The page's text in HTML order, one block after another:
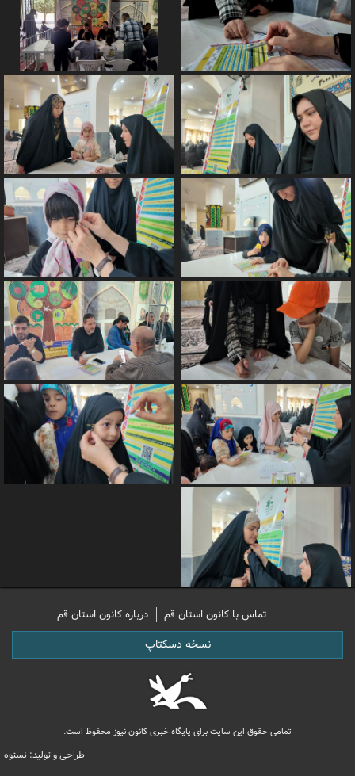
تماس با کانون استان قم درباره کانون استان قم
نسخه دسکتاپ
تمامی حقوق این سایت برای پایگاه خبری کانون نیوز محفوظ است.
طراحی و تولید: نستوه